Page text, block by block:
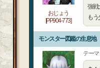
おじょう
[PP904-773]
強戦
も
モンスター図鑑の生息地
テー